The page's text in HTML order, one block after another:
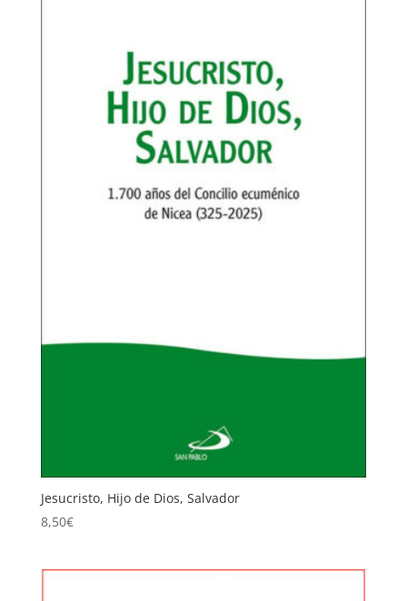
Jesucristo, Hijo de Dios, Salvador
8,50€